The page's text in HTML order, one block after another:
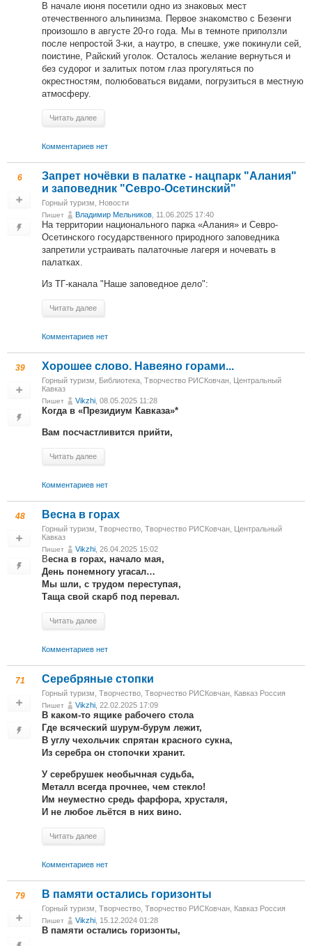
В начале июня посетили одно из знаковых мест
отечественного альпинизма. Первое знакомство с Безенги
произошло в августе 20-го года. Мы в темноте приползли
после непростой 3-ки, а наутро, в спешке, уже покинули сей,
поистине, Райский уголок. Осталось желание вернуться и
без судорог и залитых потом глаз прогуляться по
окрестностям, полюбоваться видами, погрузиться в местную
атмосферу.
Читать далее
Комментариев нет
6
Запрет ночёвки в палатке - нацпарк "Алания"
и заповедник "Севро-Осетинский"
Горный туризм Новости
Пишет Владимир Мельников , 11.06.2025 17:40
На территории национального парка «Алания» и Севро-
Осетинского государственного природного заповедника
запретили устраивать палаточные лагеря и ночевать в
палатках.
Из ТГ-канала "Наше заповедное дело":
Читать далее
Комментариев нет
39 Хорошее слово. Навеяно горами...
Горный туризм Библиотека Творчество РИСКовчан Центральный
Кавказ
Пишет Vikzhi , 08.05.2025 11:28
Когда в «Президиум Кавказа»*
Вам посчастливится прийти,
Читать далее
Комментариев нет
48 Весна в горах
Горный туризм Творчество Творчество РИСКовчан Центральный
Кавказ
Пишет Vikzhi , 26.04.2025 15:02
Весна в горах, начало мая,
День понемногу угасал…
Мы шли, с трудом переступая,
Таща свой скарб под перевал.
Читать далее
Комментариев нет
71 Серебряные стопки
Горный туризм Творчество Творчество РИСКовчан Кавказ Россия
Пишет Vikzhi , 22.02.2025 17:09
В каком-то ящике рабочего стола
Где всяческий шурум-бурум лежит,
В углу чехольчик спрятан красного сукна,
Из серебра он стопочки хранит.
У серебрушек необычная судьба,
Металл всегда прочнее, чем стекло!
Им неуместно средь фарфора, хрусталя,
И не любое льётся в них вино.
Читать далее
Комментариев нет
79 В памяти остались горизонты
Горный туризм Творчество Творчество РИСКовчан Кавказ Россия
Пишет Vikzhi , 15.12.2024 01:28
В памяти остались горизонты,